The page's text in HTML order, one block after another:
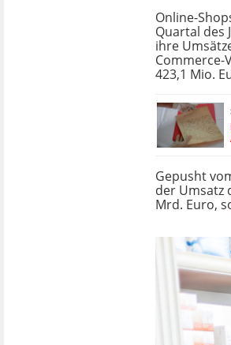
Online-
Quartal des
ihre
Commerce-
423,1 Mio.
Gepusht
der Umsatz
Mrd. Euro,